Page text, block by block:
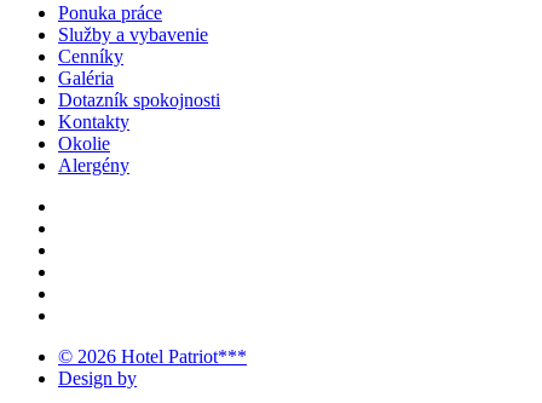
Ponuka práce
Služby a vybavenie
Cenníky
Galéria
Dotazník spokojnosti
Kontakty
Okolie
Alergény
© 2026 Hotel Patriot***
Design by